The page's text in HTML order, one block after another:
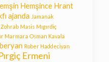
Hemşince Hrant
ajanda Jamanak
Masis Mıgırdiç
Marmara Osman Kavala
Rober Haddeciyan
Ermeni